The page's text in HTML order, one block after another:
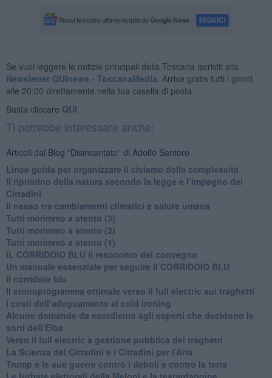
Se vuoi leggere le notizie principali della Toscana iscriviti alla
Newsletter QUInews - ToscanaMedia. Arriva gratis tutti i giorni
alle 20:00 direttamente nella tua casella di posta.
Basta cliccare QUI
Ti potrebbe interessare anche:
Articoli dal Blog “Disincantato” di Adolfo Santoro
​Linee guida per organizzare il civismo della complessità
​Il ripristino della natura secondo la legge e l’impegno dei
Cittadini
Il nesso tra cambiamenti climatici e salute umana
Tutti morimmo a stento (3)
Tutti morimmo a stento (2)
​Tutti morimmo a stento (1)
IL CORRIDOIO BLU il resoconto del convegno
Un manuale essenziale per seguire il CORRIDOIO BLU
Il corridoio blu
​Il cronoprogramma ottimale verso il full electric sui traghetti
​I costi dell’adeguamento al cold ironing
Alcune domande da esordiente agli esperti che decidono le
sorti dell’Elba
Verso il full electric a gestione pubblica dei traghetti​
​La Scienza dei Cittadini e i Cittadini per l’Aria
Trump e le sue guerre contro i deboli e contro la terra